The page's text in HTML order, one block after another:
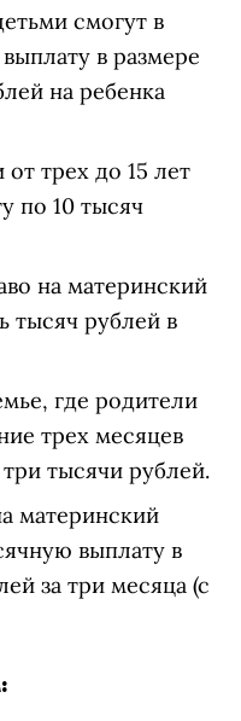
смогут в
в размере
на ребенка
трех до 15 лет
по 10 тысяч
на материнский
тысяч рублей в
где родители
трех месяцев
тысячи рублей.
материнский
выплату в
за три месяца (с